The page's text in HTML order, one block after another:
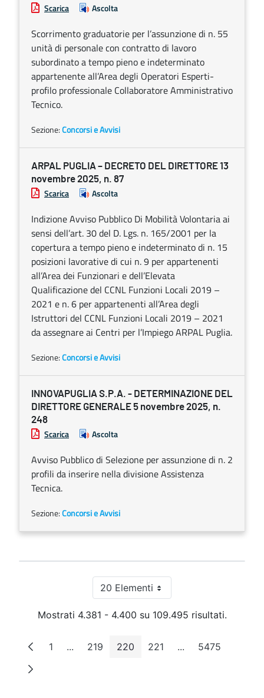
Scarica Ascolta
Scorrimento graduatorie per l’assunzione di n. 55
unità di personale con contratto di lavoro
subordinato a tempo pieno e indeterminato
appartenente all’Area degli Operatori Esperti-
profilo professionale Collaboratore Amministrativo
Tecnico.
Sezione:Concorsi e Avvisi
ARPAL PUGLIA – DECRETO DEL DIRETTORE 13
novembre 2025, n. 87
Scarica Ascolta
Indizione Avviso Pubblico Di Mobilità Volontaria ai
sensi dell’art. 30 del D. Lgs. n. 165/2001 per la
copertura a tempo pieno e indeterminato di n. 15
posizioni lavorative di cui n. 9 per appartenenti
all’Area dei Funzionari e dell’Elevata
Qualificazione del CCNL Funzioni Locali 2019 –
2021 e n. 6 per appartenenti all’Area degli
Istruttori del CCNL Funzioni Locali 2019 – 2021
da assegnare ai Centri per l’Impiego ARPAL Puglia.
Sezione:Concorsi e Avvisi
INNOVAPUGLIA S.P.A. - DETERMINAZIONE DEL
DIRETTORE GENERALE 5 novembre 2025, n.
248
Scarica Ascolta
Avviso Pubblico di Selezione per assunzione di n. 2
profili da inserire nella divisione Assistenza
Tecnica.
Sezione:Concorsi e Avvisi
20 ElementiPer pagina
Mostrati 4.381 - 4.400 su 109.495 risultati.
Pagina
1 ...Pagine intermedie
Pagina
219 Pagina
220 Pagina
221 ...Pagine intermedie
Pagina
5475